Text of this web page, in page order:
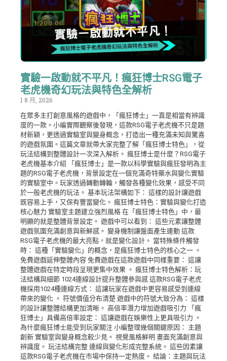
實驗一啟動就不平凡！瘋狂博士RSG電子
老虎機奇幻玩法與特色全解析
1 8 月, 2026
在眾多主打創意風格的遊戲中，「瘋狂博士」一直是相當有辨識
度的一款。小編實際觀察後發現，這款RSG電子老虎機不只是題
材新穎，更透過實驗室與變身概念，打造出一種充滿未知與驚喜
的遊戲氛圍。這篇文章就帶大家完整了解「瘋狂博士特色」，從
玩法結構到整體設計一次深入解析。 瘋狂博士是什麼？RSG電子
老虎機基本介紹 「瘋狂博士」是一款以科學實驗與瘋狂發明為主
題的RSG電子老虎機，背景設定在一個充滿奇特藥水與變化實驗
的實驗室中。玩家透過轉動轉輪，觸發各種變化效果，感受不同
於一般老虎機的玩法。 基本玩法架構如下： 這樣的設計讓遊戲
既容易上手，又保有豐富變化。 瘋狂博士特色：實驗與變化打造
核心魅力 實驗室主題建立強烈風格 在「瘋狂博士特色」中，最
明顯的就是整體背景設定。 遊戲中可以看到： 這些元素讓整體
遊戲氛圍充滿創意與新鮮感。 變身機制讓盤面產生連動 這款
RSG電子老虎機的最大亮點，就是變化設計。 當特殊條件觸發
時： 這種「實驗變化」的概念，是瘋狂博士特色的核心之一 。
免費遊戲延伸整體內容 免費遊戲在這款遊戲中同樣重要： 這讓
整體遊戲在特定時段呈現更集中效果 。 瘋狂博士特色解析：玩
法結構與細節 1024連線設計提升整體參與感 這款RSG電子老虎
機採用1024種連線方式： 這讓玩家在遊戲中更容易感受到連線
帶來的變化 。 符號價值分布清楚 遊戲中的符號大致分為： 這樣
的設計讓整體結構更加清晰。 高倍率潛力增加遊戲吸引力 「瘋
狂博士」具備高倍率設定： 這讓遊戲在娛樂性上更具吸引力 。
為什麼瘋狂博士能受到玩家關注 小編整理幾個關鍵原因： 主題
創新 實驗室與變身概念較少見。 視覺風格鮮明 畫面充滿創意與
辨識度。 玩法結構完整 連線與變化形成完整系統。 這些因素讓
這款RSG電子老虎機在市場中保持一定熱度。 結論：主題與玩法